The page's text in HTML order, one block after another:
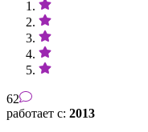
62
работает с: 2013